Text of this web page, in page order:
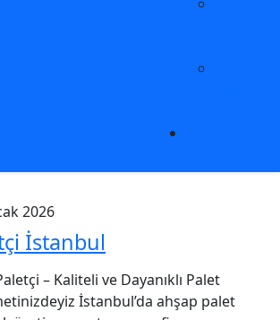
2026
İstanbul
– Kaliteli ve Dayanıklı Palet
İstanbul’da ahşap palet